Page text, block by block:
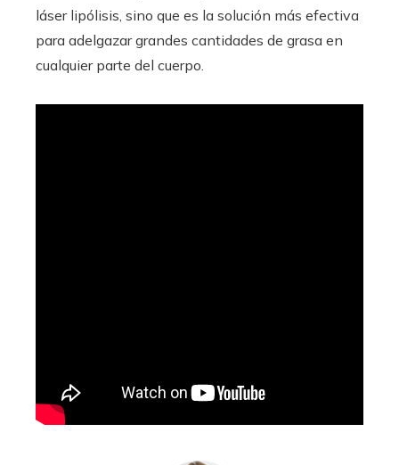
láser lipólisis, sino que es la solución más efectiva
para adelgazar grandes cantidades de grasa en
cualquier parte del cuerpo.